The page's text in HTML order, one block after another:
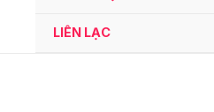
LIÊN LẠC